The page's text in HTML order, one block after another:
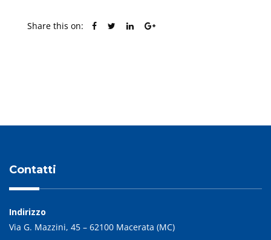
Share this on:
Contatti
Indirizzo
Via G. Mazzini, 45 – 62100 Macerata (MC)